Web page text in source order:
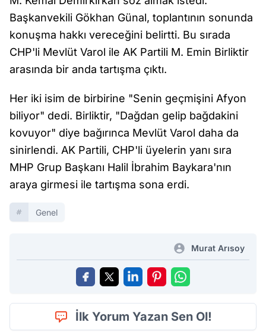
Başkanvekili Gökhan Günal, toplantının sonunda
konuşma hakkı vereceğini belirtti. Bu sırada
CHP'li Mevlüt Varol ile AK Partili M. Emin Birliktir
arasında bir anda tartışma çıktı.
Her iki isim de birbirine "Senin geçmişini Afyon
biliyor" dedi. Birliktir, "Dağdan gelip bağdakini
kovuyor" diye bağırınca Mevlüt Varol daha da
sinirlendi. AK Partili, CHP'li üyelerin yanı sıra
MHP Grup Başkanı Halil İbrahim Baykara'nın
araya girmesi ile tartışma sona erdi.
Genel
Murat Arısoy
İlk Yorum Yazan Sen Ol!